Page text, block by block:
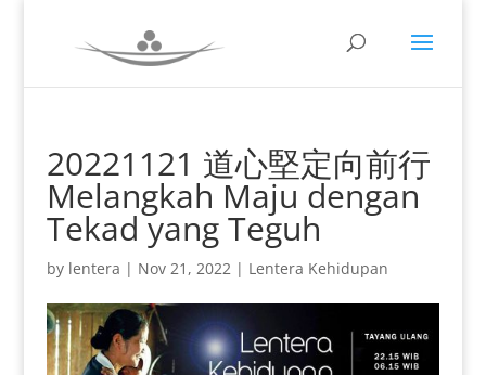
20221121 道心堅定向前行
Melangkah Maju dengan
Tekad yang Teguh
by lentera | Nov 21, 2022| Lentera Kehidupan